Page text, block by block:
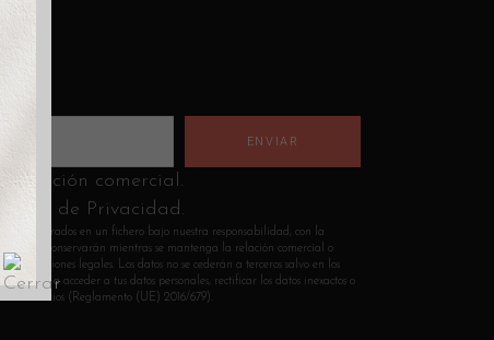
comercial.
de Privacidad.
incorporados en un fichero bajo nuestra responsabilidad, con la
datos se conservarán mientras se mantenga la relación comercial o
obligaciones legales. Los datos no se cederán a terceros salvo en los
derecho a acceder a tus datos personales, rectificar los datos inexactos o
necesarios (Reglamento (UE) 2016/679).